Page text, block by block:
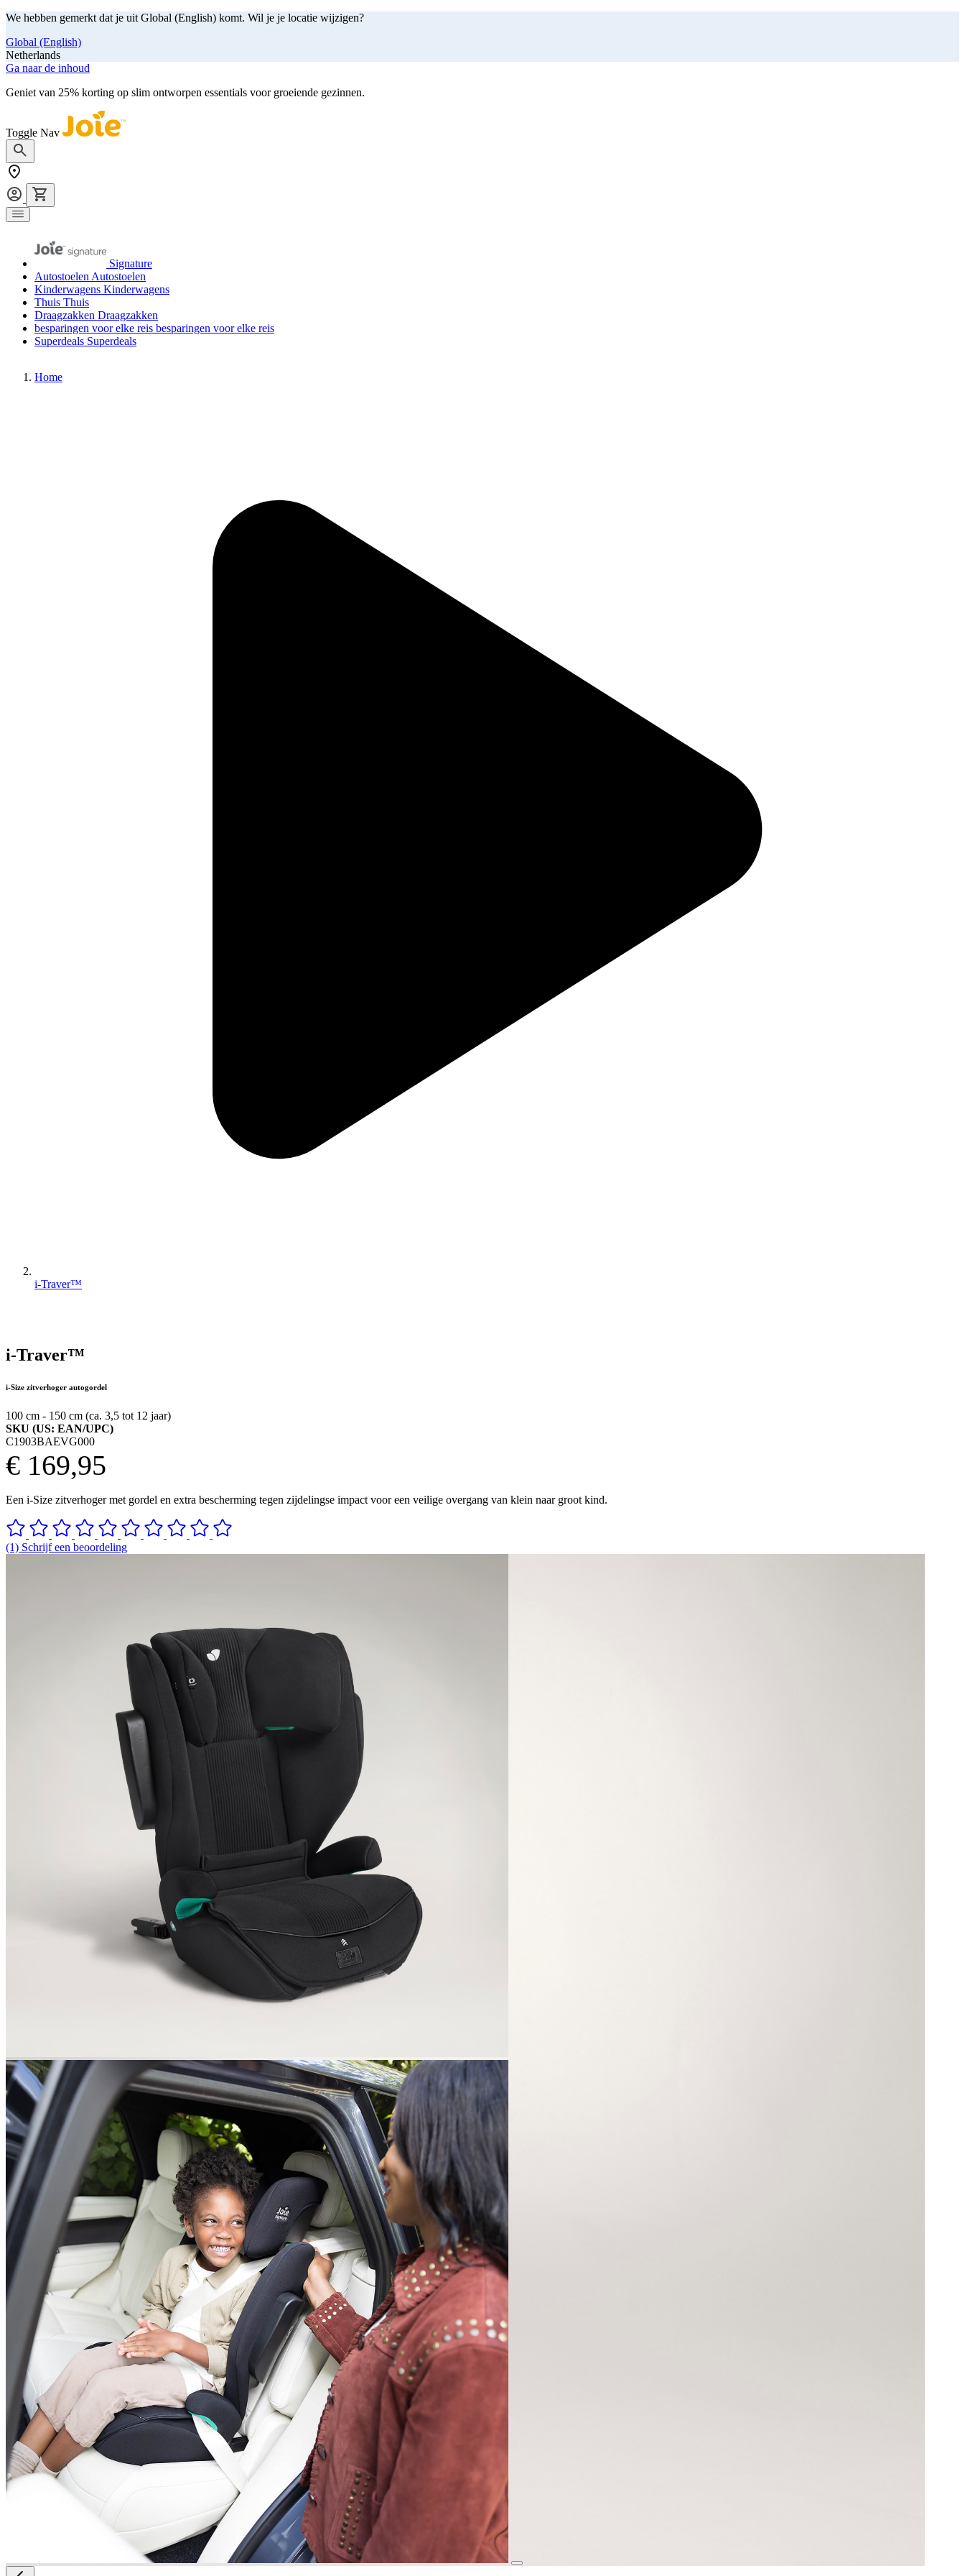
We hebben gemerkt dat je uit Global (English) komt. Wil je je locatie wijzigen?
Global (English)
Netherlands
Ga naar de inhoud
Geniet van 25% korting op slim ontworpen essentials voor groeiende gezinnen.
Toggle Nav
Signature
AutostoelenAutostoelen
Kinderwagens Kinderwagens
Thuis Thuis
Draagzakken Draagzakken
besparingen voor elke reis besparingen voor elke reis
Superdeals Superdeals
Home
i-Traver™
i-Traver™
i-Size zitverhoger autogordel
100 cm - 150 cm (ca. 3,5 tot 12 jaar)
SKU (US: EAN/UPC)
C1903BAEVG000
€ 169,95
Een i-Size zitverhoger met gordel en extra bescherming tegen zijdelingse impact voor een veilige overgang van klein naar groot kind.
(1) Schrijf een beoordeling